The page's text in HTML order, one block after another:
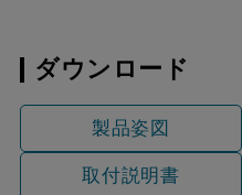
ダウンロード
製品姿図
取付説明書